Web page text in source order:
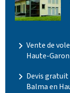
navigate_nextVente de
Haute-
navigate_next Devis gratuit
Balma en